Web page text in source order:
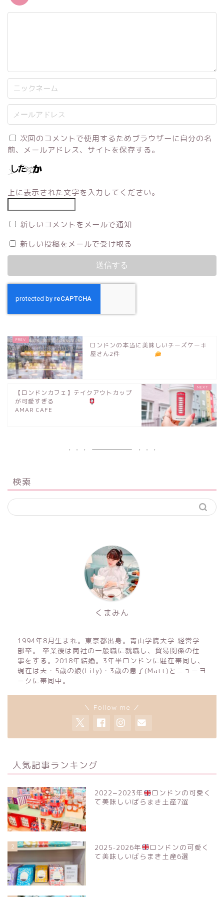
次回のコメントで使用するためブラウザーに自分の名
前、メールアドレス、サイトを保存する。
上に表示された文字を入力してください。
新しいコメントをメールで通知
新しい投稿をメールで受け取る
ロンドンの本当に美味しいチーズケーキ
屋さん2件
【ロンドンカフェ】テイクアウトカップ
が可愛すぎる
AMAR CAFE
検索
くまみん
1994年8月生まれ。東京都出身。青山学院大学 経営学
部卒。 卒業後は商社の一般職に就職し、貿易関係の仕
事をする。2018年結婚。3年半ロンドンに駐在帯同し、
現在は夫・5歳の娘(Lily)・3歳の息子(Matt)とニューヨ
ークに帯同中。
＼ Follow me ／
人気記事ランキング
1 2022−2023年
ロンドンの可愛く
て美味しいばらまき土産7選
2 2025-2026年
ロンドンの可愛く
て美味しいばらまき土産6選